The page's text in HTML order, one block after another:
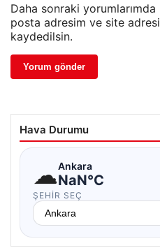
Daha sonraki yorumlarımda
posta adresim ve site
kaydedilsin.
Hava Durumu
☁Ankara
NaN°C
ŞEHIR SEÇ